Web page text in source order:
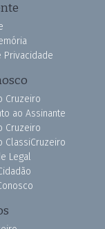
Privacidade
Cruzeiro
ao Assinante
Cruzeiro
ClassiCruzeiro
Legal